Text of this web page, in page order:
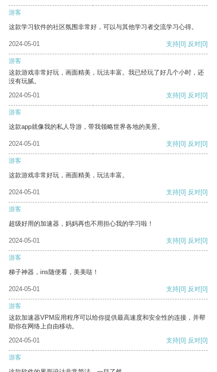
游客
这款学习软件的社区氛围非常好，可以与其他学习者交流学习心得。
2024-05-01 支持[0] 反对[0]
游客
这款游戏非常好玩，画面精美，玩法丰富。我已经玩了好几个小时，还
没有玩腻。
2024-05-01
支持[0] 反对[0]
游客
这款app就像我的私人导游，带我领略世界各地的美景。
2024-05-01 支持[0] 反对[0]
游客
这款游戏非常好玩，画面精美，玩法丰富。
2024-05-01 支持[0] 反对[0]
游客
超级好用的加速器，妈妈再也不用担心我的学习啦！
2024-05-01 支持[0] 反对[0]
游客
梯子神器，ins随便看，美美哒！
2024-05-01 支持[0] 反对[0]
游客
这款加速器VPM应用程序可以给你提供最高速度和安全性的连接，并帮
助你在网络上自由移动。
2024-05-01
支持[0] 反对[0]
游客